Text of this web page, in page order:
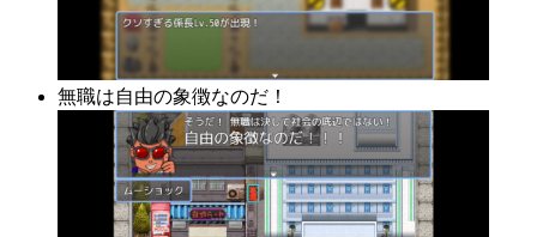
無職は自由の象徴なのだ！